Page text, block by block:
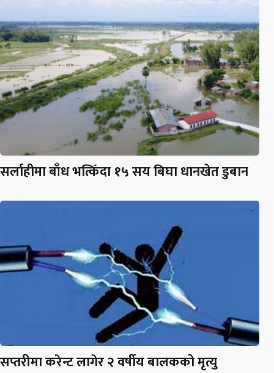
सर्लाहीमा बाँध भत्किँदा १५ सय बिघा धानखेत डुबान
सप्तरीमा करेन्ट लागेर २ वर्षीय बालकको मृत्यु